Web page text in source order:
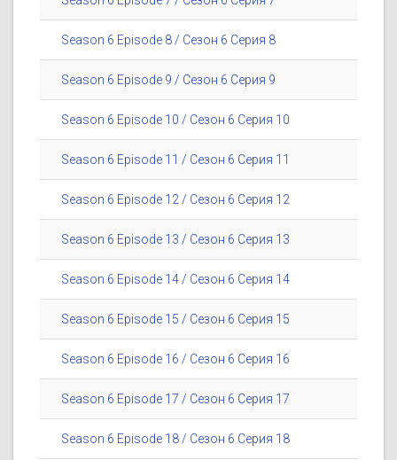
Season 6 Episode 8 / Сезон 6 Серия 8
Season 6 Episode 9 / Сезон 6 Серия 9
Season 6 Episode 10 / Сезон 6 Серия 10
Season 6 Episode 11 / Сезон 6 Серия 11
Season 6 Episode 12 / Сезон 6 Серия 12
Season 6 Episode 13 / Сезон 6 Серия 13
Season 6 Episode 14 / Сезон 6 Серия 14
Season 6 Episode 15 / Сезон 6 Серия 15
Season 6 Episode 16 / Сезон 6 Серия 16
Season 6 Episode 17 / Сезон 6 Серия 17
Season 6 Episode 18 / Сезон 6 Серия 18